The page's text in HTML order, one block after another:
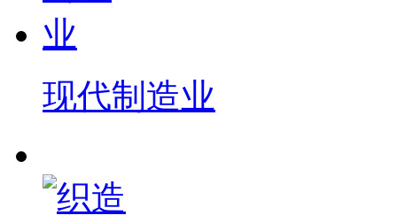
现代制造业